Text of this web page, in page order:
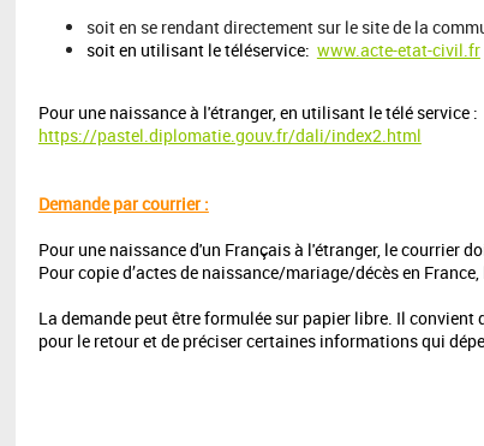
soit en se rendant directement sur le site de la
soit en utilisant letéléservice: www.acte-etat-civil.fr
Pour une naissance à l'étranger, en utilisant letélé service :
https://pastel.diplomatie.gouv.fr/dali/index2.html
Demande par courrier :
Pour une naissance d'un Français à l'étranger, le courrier
Pour copie d’actes de naissance/mariage/décès en
La demande peut être formulée sur papier libre. Il
pour le retour et de préciser certaines informations qui